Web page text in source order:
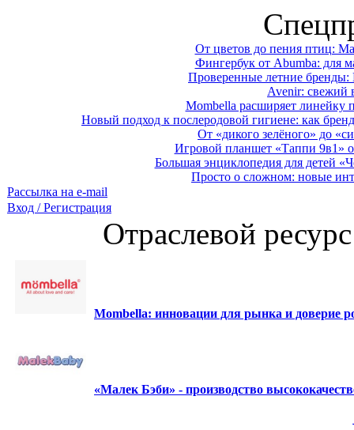
От цветов до пения птиц:
Фингербук от Abumba: для
Проверенные летние
Avenir: свежий
Mombella расширяет линейку
Новый подход к послеродовой гигиене: как
От «дикого зелёного» до
Игровой планшет «Таппи 9в1»
Большая энциклопедия для детей
Просто о сложном: новые
Рассылка на e-mail
Вход / Регистрация
Отраслевой
Mombella: инновации для рынка и доверие
«Малек Бэби» - производство